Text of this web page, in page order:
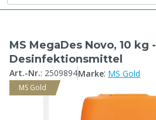
MS MegaDes Novo, 10 kg -
Desinfektionsmittel
Art.-Nr.: 2509894Marke: MS Gold
MS Gold